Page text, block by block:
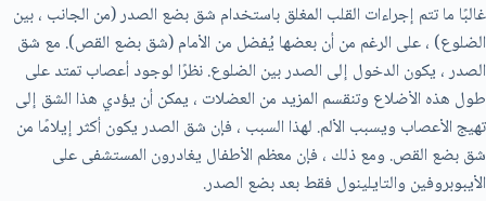
غالبًا ما تتم إجراءات القلب المغلق باستخدام شق بضع الصدر (من الجانب ، بين
الضلوع) ، على الرغم من أن بعضها يُفضل من الأمام (شق بضع القص). مع شق
الصدر ، يكون الدخول إلى الصدر بين الضلوع. نظرًا لوجود أعصاب تمتد على
طول هذه الأضلاع وتنقسم المزيد من العضلات ، يمكن أن يؤدي هذا الشق إلى
تهيج الأعصاب ويسبب الألم. لهذا السبب ، فإن شق الصدر يكون أكثر إيلامًا من
شق بضع القص. ومع ذلك ، فإن معظم الأطفال يغادرون المستشفى على
الأيبوبروفين والتايلينول فقط بعد بضع الصدر.